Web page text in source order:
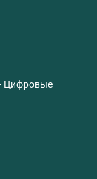
Цифровые